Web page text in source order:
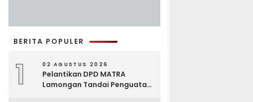
BERITA POPULER
1 02 AGUSTUS 2026
Pelantikan DPD MATRA
Lamongan Tandai Penguatan